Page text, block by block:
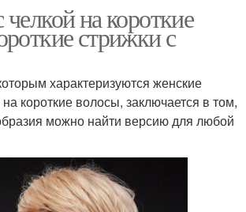
на короткие
стрижки с
характеризуются женские
короткие волосы, заключается в том,
можно найти версию для любой